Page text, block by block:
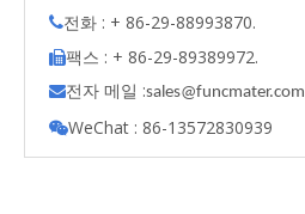
전화 : + 86-29-88993870.
팩스 : + 86-29-89389972.
전자 메일 :sales@funcmater.com
WeChat : 86-13572830939